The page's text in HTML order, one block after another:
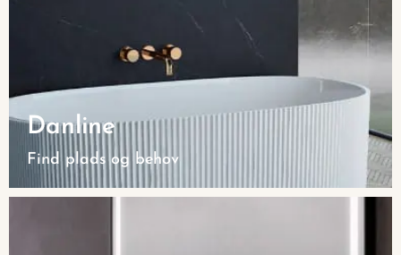
Danline
Find plads og behov